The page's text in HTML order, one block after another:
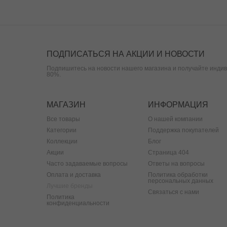
ПОДПИСАТЬСЯ НА АКЦИИ И НОВОСТИ
Подпишитесь на новости нашего магазина и получайте
80%.
МАГАЗИН ИНФОРМАЦИЯ
Все товары
Категории
Коллекции
Акции
Часто задаваемые вопросы
Оплата и доставка
Политика
конфиденциальности
О нашей компании
Поддержка покупателей
Блог
Страница 404
Ответы на вопросы
Политика обработки
персональных данных
Связаться с нами